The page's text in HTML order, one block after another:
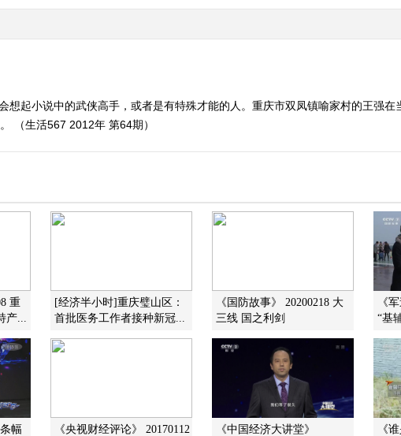
[美
[美
村
量
国
林
想起小说中的武侠高手，或者是有特殊才能的人。重庆市双凤镇喻家村的王强在
（生活567 2012年 第64期）
重
产...
[经济半小时]重庆璧山区：
首批医务工作者接种新冠...
《国防故事》 20200218 大
三线 国之利剑
《
“基
幅
《央视财经评论》 20170112
《中国经济大讲堂》
《